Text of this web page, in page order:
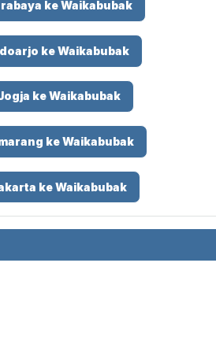
ke Waikabubak
ke Waikabubak
ke Waikabubak
ke Waikabubak
ke Waikabubak